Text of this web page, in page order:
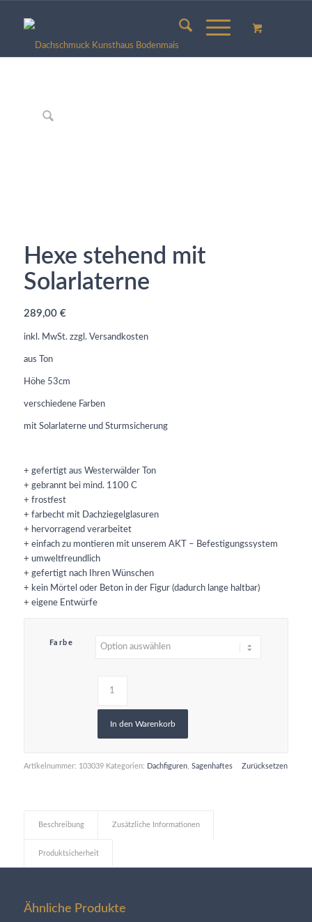
Hexe stehend mit
Solarlaterne
289,00 €
inkl. MwSt. zzgl. Versandkosten
aus Ton
Höhe 53cm
verschiedene Farben
mit Solarlaterne und Sturmsicherung
+ gefertigt aus Westerwälder Ton
+ gebrannt bei mind. 1100 C
+ frostfest
+ farbecht mit Dachziegelglasuren
+ hervorragend verarbeitet
+ einfach zu montieren mit unserem AKT – Befestigungssystem
+ umweltfreundlich
+ gefertigt nach Ihren Wünschen
+ kein Mörtel oder Beton in der Figur (dadurch lange haltbar)
+ eigene Entwürfe
Farbe
Zurücksetzen
In den Warenkorb
Artikelnummer: 103039 Kategorien: Dachfiguren, Sagenhaftes
Beschreibung Zusätzliche Informationen
Produktsicherheit
Ähnliche Produkte